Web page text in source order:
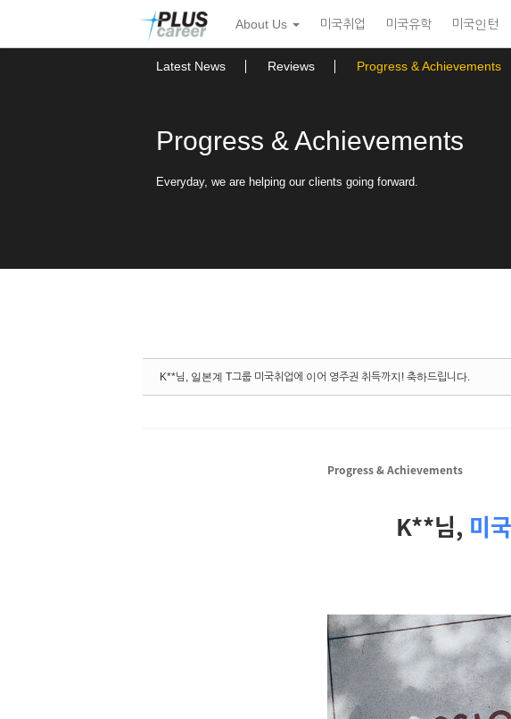
뉴
토
About Us 미국취업 미국유학 미국인턴
Latest News Reviews Progress & Achievements
Progress & Achievements
Everyday, we are helping our clients going forward.
K**님, 일본계 T그룹 미국취업에 이어 영주권 취득까지! 축하드립니다.
Progress & Achievements
K**님, 미